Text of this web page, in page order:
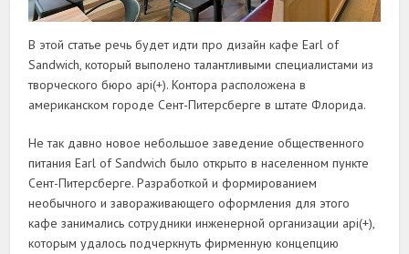
В этой статье речь будет идти про дизайн кафе Earl of
Sandwich, который выполено талантливыми специалистами из
творческого бюро api(+). Контора расположена в
американском городе Сент-Питерсберге в штате Флорида.
Не так давно новое небольшое заведение общественного
питания Earl of Sandwich было открыто в населенном пункте
Сент-Питерсберге. Разработкой и формированием
необычного и завораживающего оформления для этого
кафе занимались сотрудники инженерной организации api(+),
которым удалось подчеркнуть фирменную концепцию